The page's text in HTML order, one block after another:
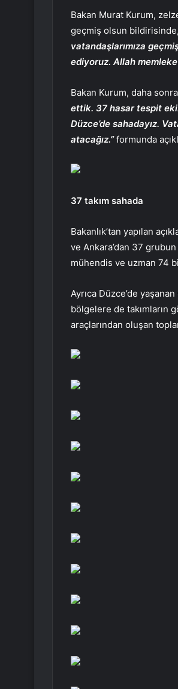
Bakan Murat Kurum,
geçmiş olsun bildirisinde,
vatandaşlarımıza
ediyoruz. Allah
Bakan Kurum, daha
ettik. 37 hasar tespit
Düzce’de sahadayız.
atacağız.”formunda
37 takım sahada
Bakanlık’tan yapılan
ve Ankara’dan 37
mühendis ve uzman 74
Ayrıca Düzce’de
bölgelere de takımların
araçlarından oluşan